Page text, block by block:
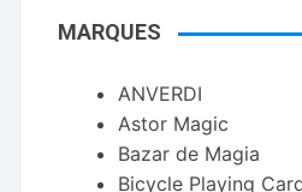
MARQUES
ANVERDI
Astor Magic
Bazar de Magia
Bicycle Playing